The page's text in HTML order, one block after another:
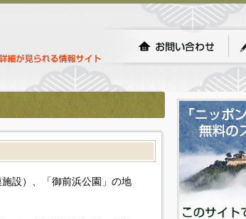
設）、「御前浜公園」の地